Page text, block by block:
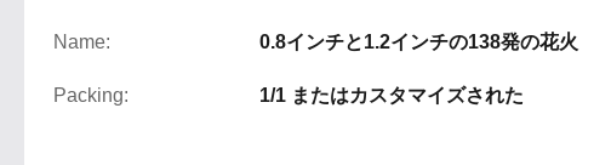
Name: 0.8インチと1.2インチの138発の花火
Packing: 1/1 またはカスタマイズされた